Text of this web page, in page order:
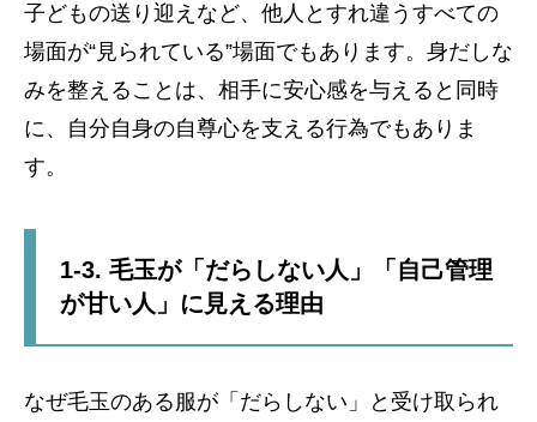
子どもの送り迎えなど、他人とすれ違うすべての
場面が“見られている”場面でもあります。身だしな
みを整えることは、相手に安心感を与えると同時
に、自分自身の自尊心を支える行為でもありま
す。
1-3. 毛玉が「だらしない人」「自己管理
が甘い人」に見える理由
なぜ毛玉のある服が「だらしない」と受け取られ